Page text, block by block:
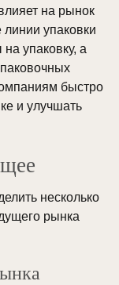
на рынок
упаковки
упаковку, а
быстро
и улучшать
несколько
рынка